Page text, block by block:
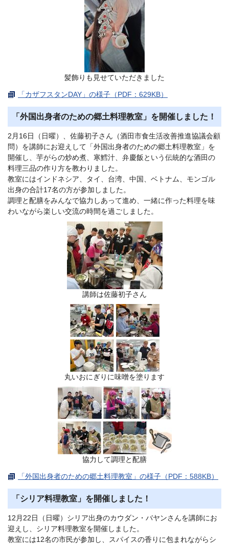
髪飾りも見せていただきました
「カザフスタンDAY」の様子（PDF：629KB）
「外国出身者のための郷土料理教室」を開催しました！
2月16日（日曜）、佐藤初子さん（酒田市食生活改善推進協議会顧
問）を講師にお迎えして「外国出身者のための郷土料理教室」を
開催し、芋がらの炒め煮、寒鱈汁、弁慶飯という伝統的な酒田の
料理三品の作り方を教わりました。
教室にはインドネシア、タイ、台湾、中国、ベトナム、モンゴル
出身の合計17名の方が参加しました。
調理と配膳をみんなで協力しあって進め、一緒に作った料理を味
わいながら楽しい交流の時間を過ごしました。
講師は佐藤初子さん
丸いおにぎりに味噌を塗ります
協力して調理と配膳
「外国出身者のための郷土料理教室」の様子（PDF：588KB）
「シリア料理教室」を開催しました！
12月22日（日曜）シリア出身のカウダン・バヤンさんを講師にお
迎えし、シリア料理教室を開催しました。
教室には12名の市民が参加し、スパイスの香りに包まれながらシ